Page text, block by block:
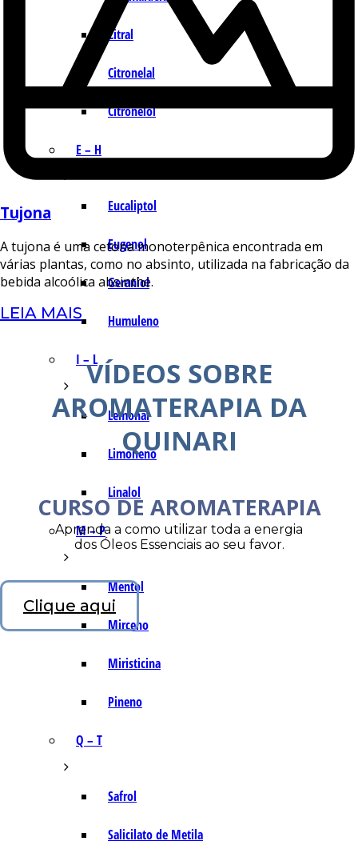
Citral
Citronelal
Citronelol
E – H
Eucaliptol
Eugenol
Geraniol
Humuleno
I – L
Lemonal
Limoneno
Linalol
M – P
Mentol
Mirceno
Miristicina
Pineno
Q – T
Safrol
Salicilato de Metila
Tujona
A tujona é uma cetona monoterpênica encontrada em
várias plantas, como no absinto, utilizada na fabricação da
bebida alcoólica absinthe.
LEIA MAIS
VÍDEOS SOBRE
AROMATERAPIA DA
QUINARI
CURSO DE AROMATERAPIA
Aprenda a como utilizar toda a energia
dos Óleos Essenciais ao seu favor.
Clique aqui